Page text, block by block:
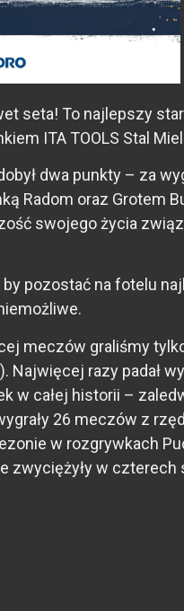
seta! To najlepszy
ITA TOOLS Stal
dwa punkty – za
Radom oraz Grotem
swojego życia
pozostać na fotelu
meczów graliśmy
razy padał
w całej historii –
26 meczów z
w rozgrywkach
zwyciężyły w czterech